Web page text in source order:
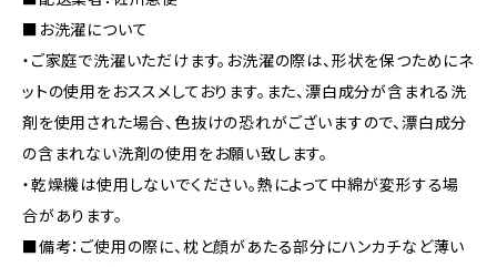
■お洗濯について
・ご家庭で洗濯いただけます。お洗濯の際は、形状を保つためにネ
ットの使用をおススメしております。また、漂白成分が含まれる洗
剤を使用された場合、色抜けの恐れがございますので、漂白成分
の含まれない洗剤の使用をお願い致します。
・乾燥機は使用しないでください。熱によって中綿が変形する場
合があります。
■備考：ご使用の際に、枕と顔があたる部分にハンカチなど薄い